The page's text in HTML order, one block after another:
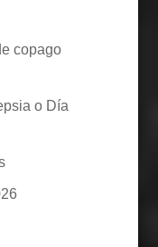
copago
o Día